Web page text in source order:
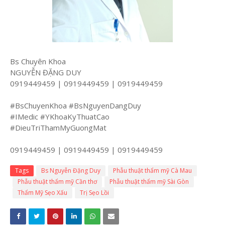
Bs Chuyên Khoa
NGUYỄN ĐẶNG DUY
0919449459 | 0919449459 | 0919449459
#BsChuyenKhoa #BsNguyenDangDuy
#IMedic #YKhoaKyThuatCao
#DieuTriThamMyGuongMat
0919449459 | 0919449459 | 0919449459
Tags Bs Nguyễn Đặng Duy
Phẫu thuật thẩm mỹ Cà Mau
Phẫu thuật thẩm mỹ Cần thơ
Phẫu thuật thẩm mỹ Sài Gòn
Thẩm Mỹ Sẹo Xấu
Trị Sẹo Lồi